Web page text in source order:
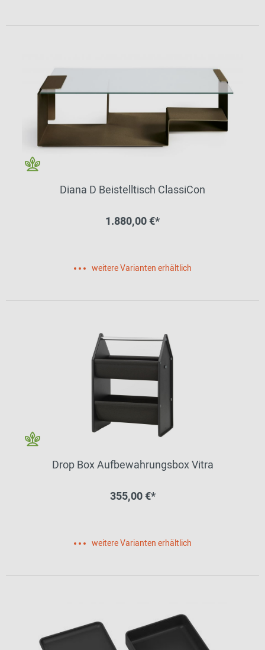
Diana D Beistelltisch ClassiCon
1.880,00 €*
weitere Varianten erhältlich
Drop Box Aufbewahrungsbox Vitra
355,00 €*
weitere Varianten erhältlich